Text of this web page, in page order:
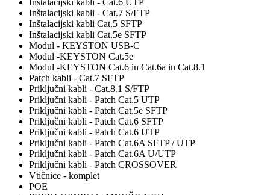
Inštalacijski kabli - Cat.6 UTP
Inštalacijski kabli - Cat.7 S/FTP
Inštalacijski kabli Cat.5 SFTP
Inštalacijski kabli Cat.5e SFTP
Modul - KEYSTON USB-C
Modul -KEYSTON Cat.5e
Modul -KEYSTON Cat.6 in Cat.6a in Cat.8.1
Patch kabli - Cat.7 SFTP
Priključni kabli - Cat.8.1 S/FTP
Priključni kabli - Patch Cat.5 UTP
Priključni kabli - Patch Cat.5e SFTP
Priključni kabli - Patch Cat.6 SFTP
Priključni kabli - Patch Cat.6 UTP
Priključni kabli - Patch Cat.6A SFTP / UTP
Priključni kabli - Patch Cat.6A U/UTP
Priključni kabli - Patch CROSSOVER
Vtičnice - komplet
POE